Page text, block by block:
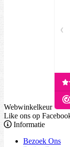
Webwinkelkeur
Like ons op
Informatie
Bezoek Ons